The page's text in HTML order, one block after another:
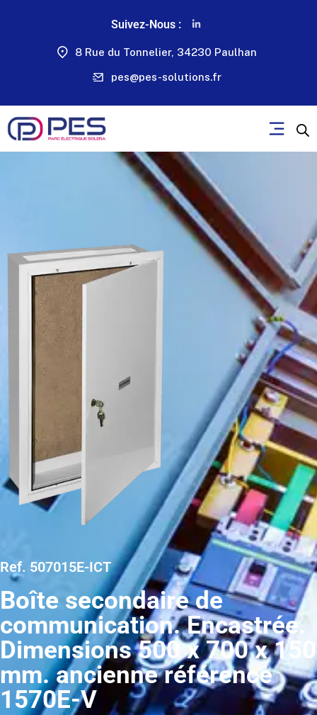
Suivez-Nous :
8 Rue du Tonnelier, 34230 Paulhan
pes@pes-solutions.fr
Ref. 507015E-ICT
Boîte secondaire de
communication. Encastrée.
Dimensions 500 x 700 x 150
mm. ancienne référence
1570E-V